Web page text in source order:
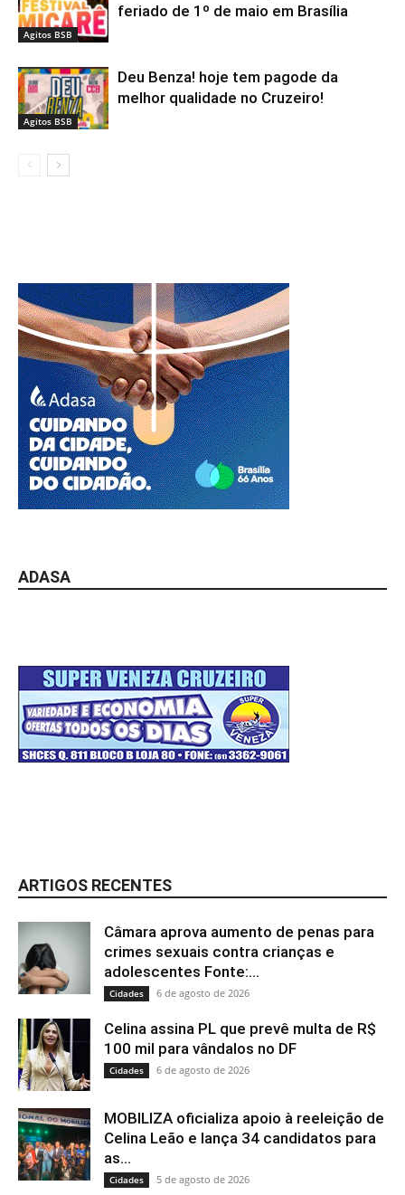
Agitos BSB
feriado de 1º de maio em Brasília
Agitos BSB
Deu Benza! hoje tem pagode da
melhor qualidade no Cruzeiro!
ADASA
ARTIGOS RECENTES
Câmara aprova aumento de penas para
crimes sexuais contra crianças e
adolescentes Fonte:...
Cidades 6 de agosto de 2026
Celina assina PL que prevê multa de R$
100 mil para vândalos no DF
Cidades 6 de agosto de 2026
MOBILIZA oficializa apoio à reeleição de
Celina Leão e lança 34 candidatos para
as...
Cidades 5 de agosto de 2026